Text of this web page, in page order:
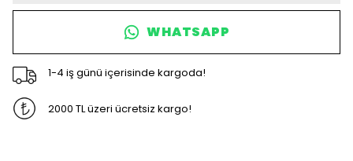
WHATSAPP
1-4 iş günü içerisinde kargoda!
2000 TL üzeri ücretsiz kargo!